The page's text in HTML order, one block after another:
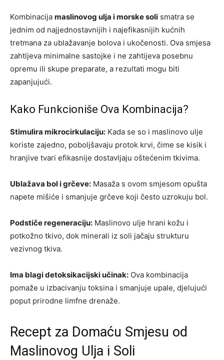
Kombinacija maslinovog ulja i morske soli smatra se
jednim od najjednostavnijih i najefikasnijih kućnih
tretmana za ublažavanje bolova i ukočenosti. Ova smjesa
zahtijeva minimalne sastojke i ne zahtijeva posebnu
opremu ili skupe preparate, a rezultati mogu biti
zapanjujući.
Kako Funkcioniše Ova Kombinacija?
Stimulira mikrocirkulaciju: Kada se so i maslinovo ulje
koriste zajedno, poboljšavaju protok krvi, čime se kisik i
hranjive tvari efikasnije dostavljaju oštećenim tkivima.
Ublažava bol i grčeve: Masaža s ovom smjesom opušta
napete mišiće i smanjuje grčeve koji često uzrokuju bol.
Podstiče regeneraciju: Maslinovo ulje hrani kožu i
potkožno tkivo, dok minerali iz soli jačaju strukturu
vezivnog tkiva.
Ima blagi detoksikacijski učinak: Ova kombinacija
pomaže u izbacivanju toksina i smanjuje upale, djelujući
poput prirodne limfne drenaže.
Recept za Domaću Smjesu od
Maslinovog Ulja i Soli